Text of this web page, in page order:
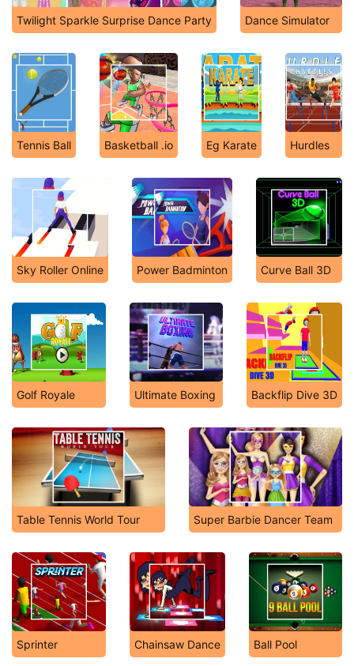
Twilight Sparkle Surprise Dance Party Dance Simulator
Tennis Ball Basketball .io Eg Karate Hurdles
Sky Roller Online Power Badminton Curve Ball 3D
Golf Royale Ultimate Boxing Backflip Dive 3D
Table Tennis World Tour Super Barbie Dancer Team
Sprinter Chainsaw Dance Ball Pool